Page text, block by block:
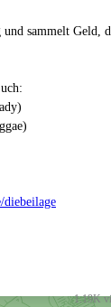
sammelt Geld,
diebeilage
1.19K